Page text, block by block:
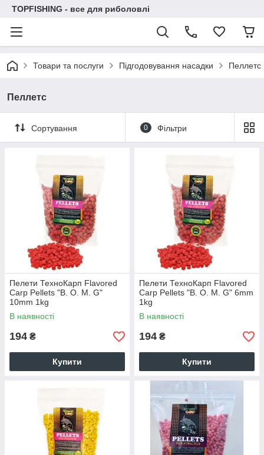
TOPFISHING - все для риболовлі
Товари та послуги Підгодовування насадки Пеллетс
Пеллетс
Сортування 0 Фільтри
Пелети ТехноКарп Flavored
Carp Pellets "B. O. M. G"
10mm 1kg
В наявності
194 ₴
Купити
Пелети ТехноКарп Flavored
Carp Pellets "B. O. M. G" 6mm
1kg
В наявності
194 ₴
Купити